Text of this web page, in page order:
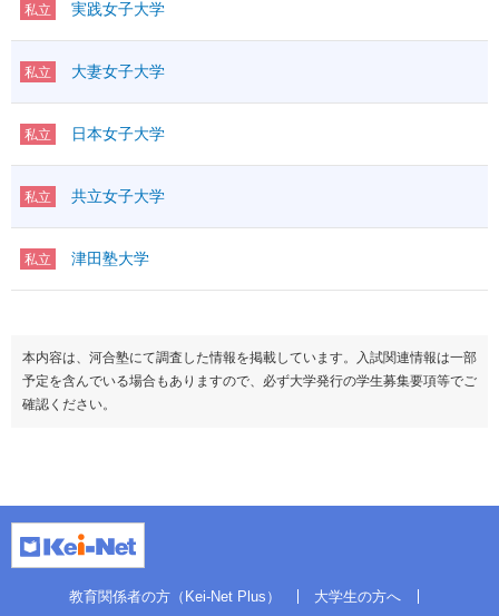
私立 実践女子大学
私立 大妻女子大学
私立 日本女子大学
私立 共立女子大学
私立 津田塾大学
本内容は、河合塾にて調査した情報を掲載しています。入試関連情報は一部
予定を含んでいる場合もありますので、必ず大学発行の学生募集要項等でご
確認ください。
教育関係者の方（Kei-Net Plus） 大学生の方へ